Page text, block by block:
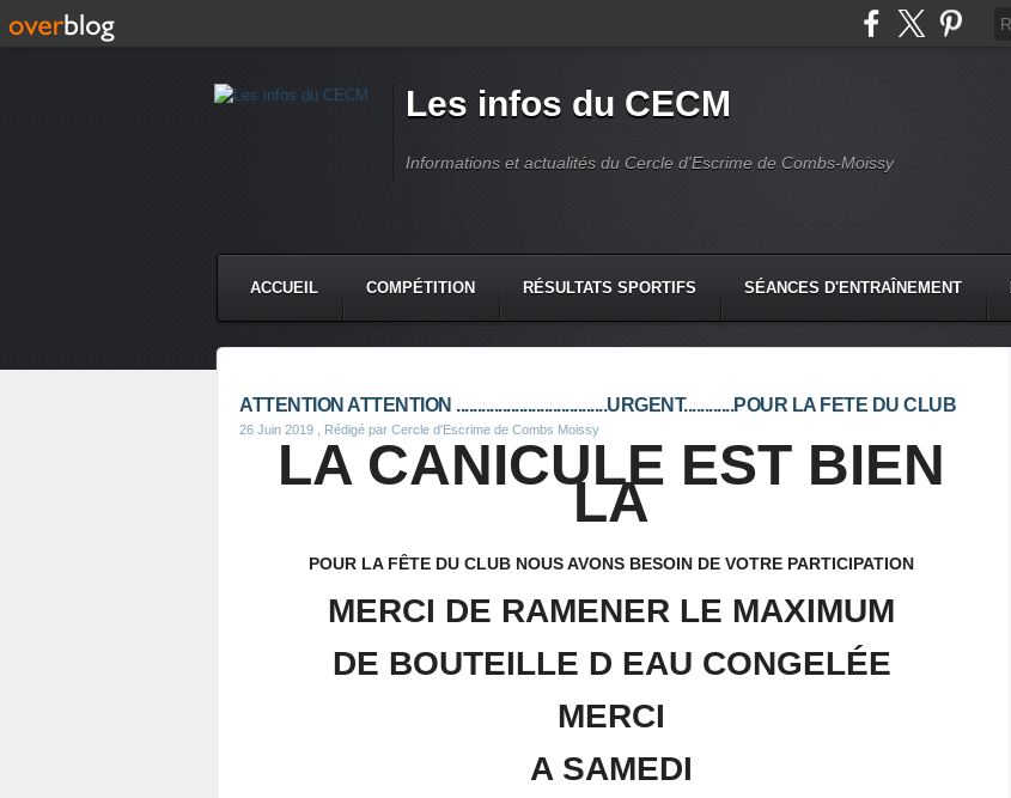
Les infos du CECM
Informations et actualités du Cercle d'Escrime de Combs-Moissy
ACCUEIL COMPÉTITION RÉSULTATS SPORTIFS SÉANCES D'ENTRAÎNEMENT
ATTENTION ATTENTION ....................................URGENT............POUR LA FETE DU CLUB
26 Juin 2019 , Rédigé par Cercle d'Escrime de Combs Moissy
LA CANICULE EST BIEN
LA
POUR LA FÊTE DU CLUB NOUS AVONS BESOIN DE VOTRE PARTICIPATION
MERCI DE RAMENER LE MAXIMUM
DE BOUTEILLE D EAU CONGELÉE
MERCI
A SAMEDI